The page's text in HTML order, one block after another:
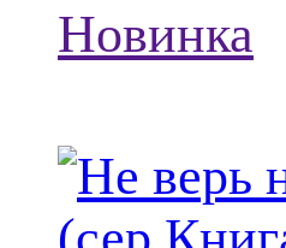
Новинка